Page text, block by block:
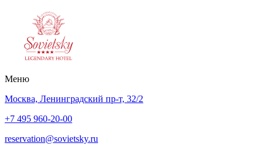
Меню
Москва, Ленинградский пр-т, 32/2
+7 495 960-20-00
reservation@sovietsky.ru